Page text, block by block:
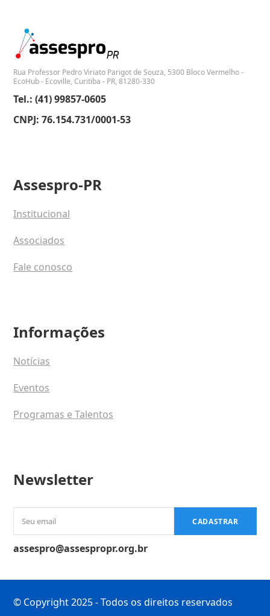
Rua Professor Pedro Viriato Parigot de Souza, 5300 Bloco Vermelho -
EcoHub - Ecoville, Curitiba - PR, 81280-330
Tel.: (41) 99857-0605
CNPJ: 76.154.731/0001-53
Assespro-PR
Institucional
Associados
Fale conosco
Informações
Notícias
Eventos
Programas e Talentos
Newsletter
email
CADASTRAR
assespro@assespropr.org.br
© Copyright 2025 - Todos os direitos reservados